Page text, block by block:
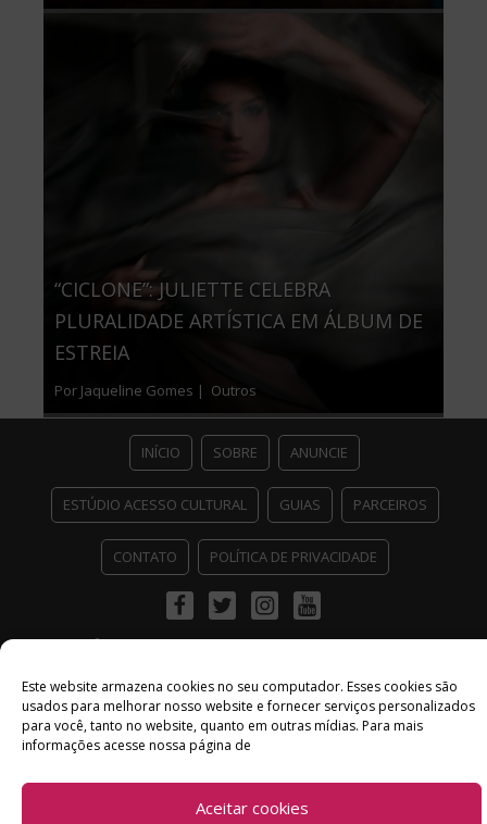
Este website armazena cookies no seu computador. Esses cookies são
usados ​​para melhorar nosso website e fornecer serviços personalizados
para você, tanto no website, quanto em outras mídias. Para mais
informações acesse nossa página de
Aceitar cookies
“CICLONE”: JULIETTE CELEBRA
PLURALIDADE ARTÍSTICA EM ÁLBUM DE
ESTREIA
Por Jaqueline Gomes | Outros
INÍCIO SOBRE ANUNCIE
ESTÚDIO ACESSO CULTURAL GUIAS PARCEIROS
CONTATO POLÍTICA DE PRIVACIDADE
FacebookTwitterInstagramYoutube
©